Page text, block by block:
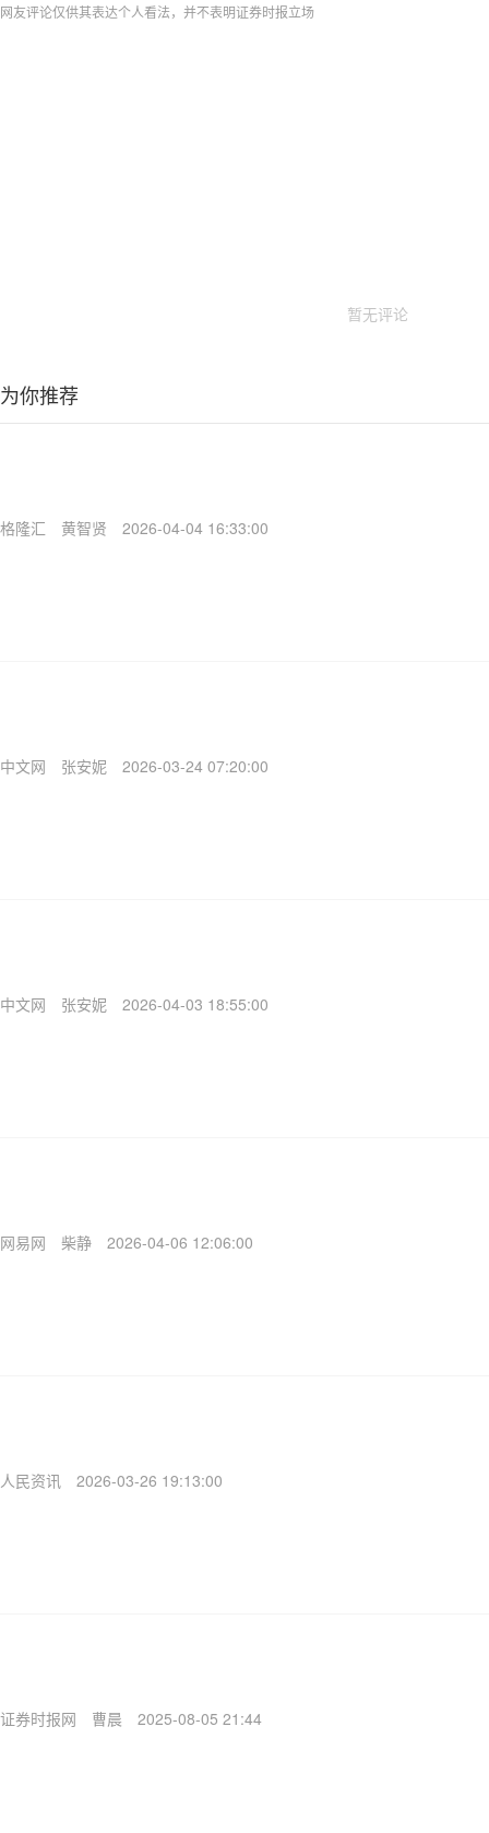
网友评论仅供其表达个人看法，并不表明证券时报立场
暂无评论
为你推荐
格隆汇 黄智贤 2026-04-04 16:33:00
中文网 张安妮 2026-03-24 07:20:00
中文网 张安妮 2026-04-03 18:55:00
网易网 柴静 2026-04-06 12:06:00
人民资讯 2026-03-26 19:13:00
证券时报网 曹晨 2025-08-05 21:44